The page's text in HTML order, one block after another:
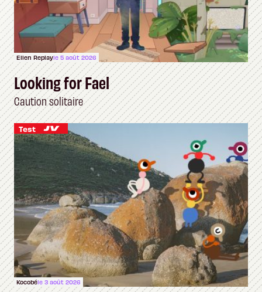
Ellen Replayle 5 août 2026
Looking for Fael
Caution solitaire
Test
Kocobéle 3 août 2026